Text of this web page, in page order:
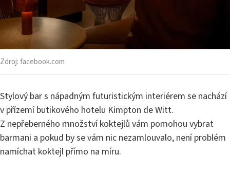
Zdroj:facebook.com
Stylový bar s nápadným futuristickým interiérem se nachází
v přízemí butikového hotelu Kimpton de Witt.
Z nepřeberného množství koktejlů vám pomohou vybrat
barmani a pokud by se vám nic nezamlouvalo, není problém
namíchat koktejl přímo na míru.